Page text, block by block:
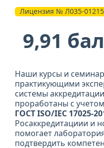
Лицензия № Л035-
9,91
Наши курсы и
практикующими
системы
проработаны с
ГОСТ ISO/IEC 17025-
Росаккредитациии и
помогает
подтвердить